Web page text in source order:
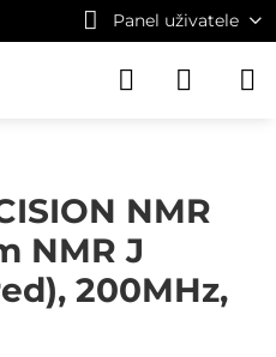
Panel uživatele
NMR
NMR J
200MHz,